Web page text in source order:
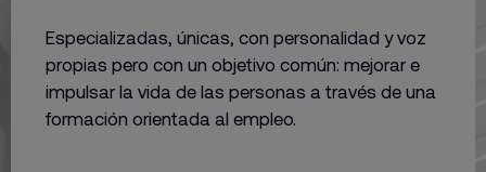
Especializadas, únicas, con personalidad y voz
propias pero con un objetivo común: mejorar e
impulsar la vida de las personas a través de una
formación orientada al empleo.